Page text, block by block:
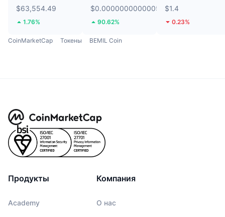
$63,554.49
1.76%
$0.0000000000005675
90.62%
$1.4
0.23%
CoinMarketCap Токены BEMIL Coin
Продукты
Academy
Компания
О нас